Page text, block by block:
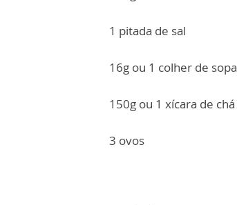
1 pitada de sal
16g ou 1 colher de
150g ou 1 xícara de
3 ovos